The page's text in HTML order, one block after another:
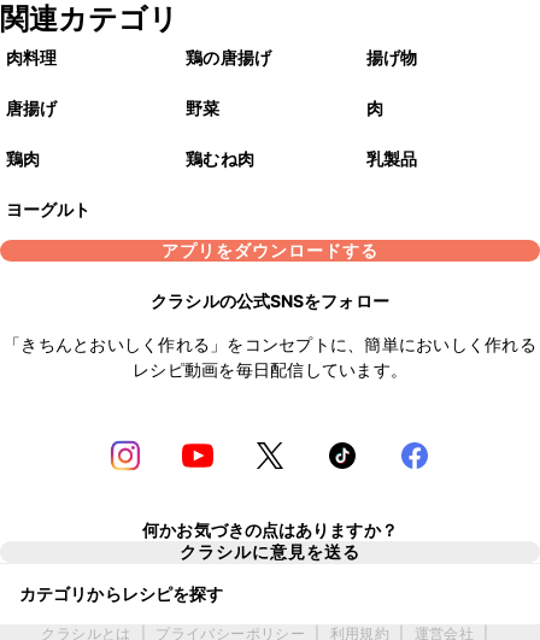
関連カテゴリ
肉料理 鶏の唐揚げ 揚げ物
唐揚げ 野菜 肉
鶏肉 鶏むね肉 乳製品
ヨーグルト
アプリをダウンロードする
クラシルの公式SNSをフォロー
「きちんとおいしく作れる」をコンセプトに、簡単においしく作れる
レシピ動画を毎日配信しています。
何かお気づきの点はありますか？
クラシルに意見を送る
カテゴリからレシピを探す
クラシルとは プライバシーポリシー 利用規約 運営会社